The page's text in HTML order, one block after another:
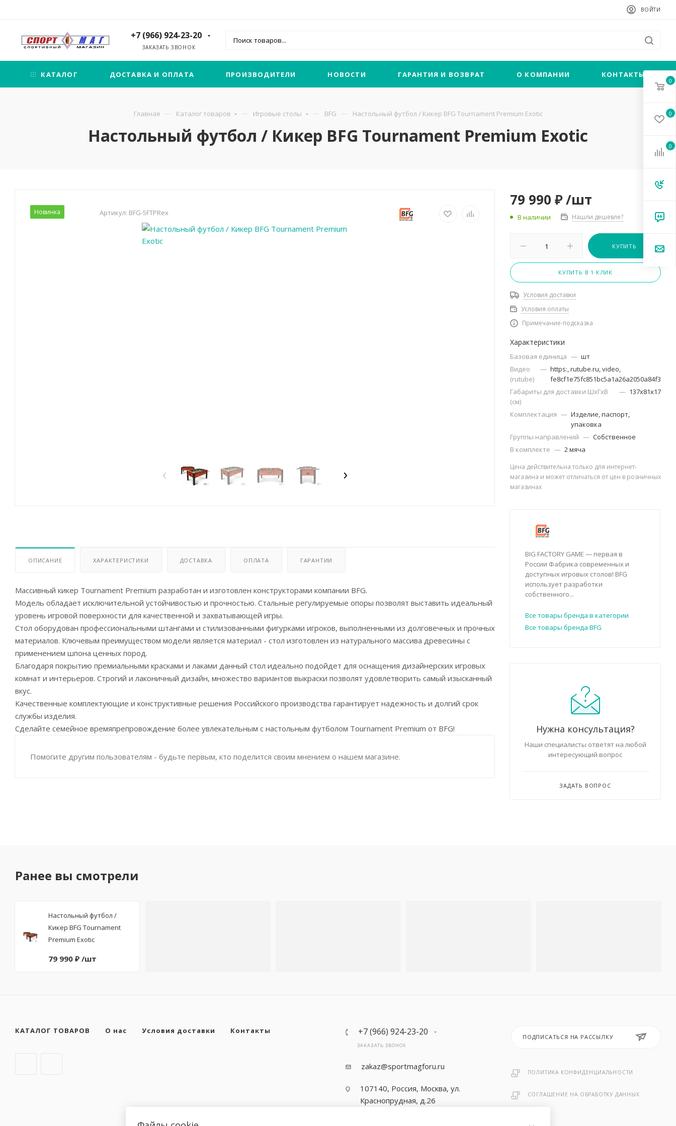
ВОЙТИ
+7 (966) 924-23-20
ЗАКАЗАТЬ ЗВОНОК
КАТАЛОГ ДОСТАВКА И ОПЛАТА ПРОИЗВОДИТЕЛИ НОВОСТИ ГАРАНТИЯ И ВОЗВРАТ О КОМПАНИИ КОНТАКТЫ
Настольный футбол / Кикер BFG Tournament Premium Exotic
Главная Каталог товаров Игровые столы BFG Настольный футбол / Кикер BFG Tournament Premium Exotic
Новинка Артикул: BFG-5FTPRex
ОПИСАНИЕ ХАРАКТЕРИСТИКИ ДОСТАВКА ОПЛАТА ГАРАНТИИ
Массивный кикер Tournament Premium разработан и изготовлен конструкторами компании BFG.
Модель обладает исключительной устойчивостью и прочностью. Стальные регулируемые опоры позволят выставить идеальный
уровень игровой поверхности для качественной и захватывающей игры.
Стол оборудован профессиональными штангами и стилизованными фигурками игроков, выполненными из долговечных и прочных
материалов. Ключевым преимуществом модели является материал - стол изготовлен из натурального массива древесины с
применением шпона ценных пород.
Благодаря покрытию премиальными красками и лаками данный стол идеально подойдет для оснащения дизайнерских игровых
комнат и интерьеров. Строгий и лаконичный дизайн, множество вариантов выкраски позволят удовлетворить самый изысканный
вкус.
Качественные комплектующие и конструктивные решения Российского производства гарантирует надежность и долгий срок
службы изделия.
Сделайте семейное времяпрепровождение более увлекательным с настольным футболом Tournament Premium от BFG!
Помогите другим пользователям - будьте первым, кто поделится своим мнением о нашем магазине.
79 990 ₽/шт
В наличии Нашли дешевле?
КУПИТЬ
КУПИТЬ В 1 КЛИК
Условия доставки
Условия оплаты
Примечание-подсказка
Характеристики
Базовая единица — шт
Видео
(rutube)
— https:, rutube.ru, video,
fe8cf1e75fc851bc5a1a26a2050a84f3
Габариты для доставки ШхГхВ
(см)
— 137х81х17
Комплектация — Изделие, паспорт,
упаковка
Группы направлений — Собственное
В комплекте — 2 мяча
Цена действительна только для интернет-
магазина и может отличаться от цен в розничных
магазинах
BIG FACTORY GAME — первая в
России Фабрика современных и
доступных игровых столов! BFG
использует разработки
собственного...
Все товары бренда в категории
Все товары бренда BFG
Нужна консультация?
Наши специалисты ответят на любой
интересующий вопрос
ЗАДАТЬ ВОПРОС
Ранее вы смотрели
Настольный футбол /
Кикер BFG Tournament
Premium Exotic
79 990 ₽ /шт
КАТАЛОГ ТОВАРОВ О нас Условия доставки Контакты +7 (966) 924-23-20
ЗАКАЗАТЬ ЗВОНОК
zakaz@sportmagforu.ru
107140, Россия, Москва, ул.
Краснопрудная, д.26
ПОДПИСАТЬСЯ НА РАССЫЛКУ
ПОЛИТИКА КОНФИДЕНЦИАЛЬНОСТИ
СОГЛАШЕНИЕ НА ОБРАБОТКУ ДАННЫХ
0
0
0